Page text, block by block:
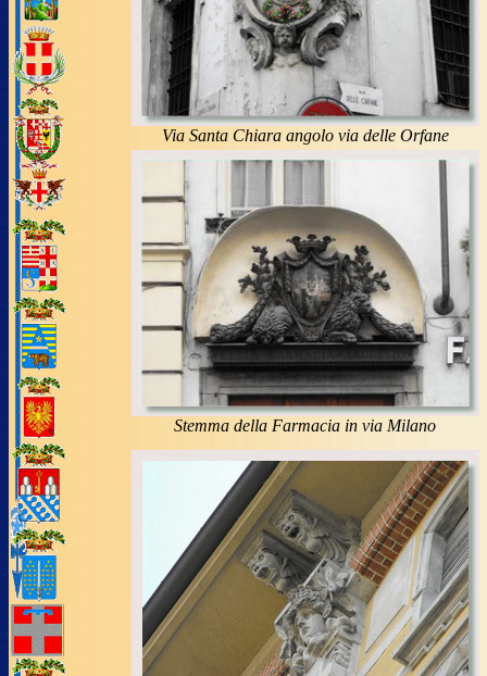
Via Santa Chiara angolo via delle Orfane
Stemma della Farmacia in via Milano